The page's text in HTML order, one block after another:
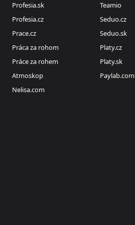
Profesia.sk
Profesia.cz
Prace.cz
Práca za rohom
Práce za rohem
Atmoskop
Nelisa.com
Teamio
Seduo.cz
Seduo.sk
Platy.cz
Platy.sk
Paylab.com